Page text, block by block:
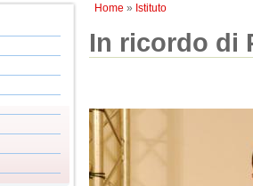
Home » Istituto
In ricordo di